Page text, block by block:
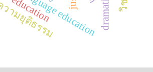
ามยุติธรรม